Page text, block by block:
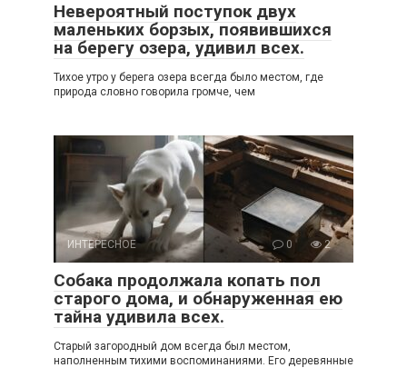
Невероятный поступок двух
маленьких борзых, появившихся
на берегу озера, удивил всех.
Тихое утро у берега озера всегда было местом, где
природа словно говорила громче, чем
ИНТЕРЕСНОЕ 0 2
Собака продолжала копать пол
старого дома, и обнаруженная ею
тайна удивила всех.
Старый загородный дом всегда был местом,
наполненным тихими воспоминаниями. Его деревянные